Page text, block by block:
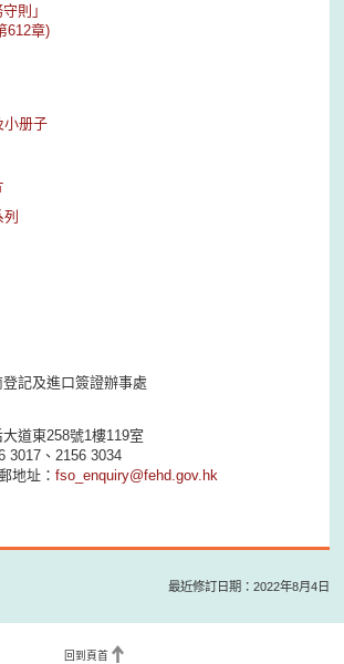
則」
612章)
小册子
列
記及進口簽證辦事處
道東258號1樓119室
3017、2156 3034
地址：fso_enquiry@fehd.gov.hk
最近修訂日期：2022年8月4日
回到頁首